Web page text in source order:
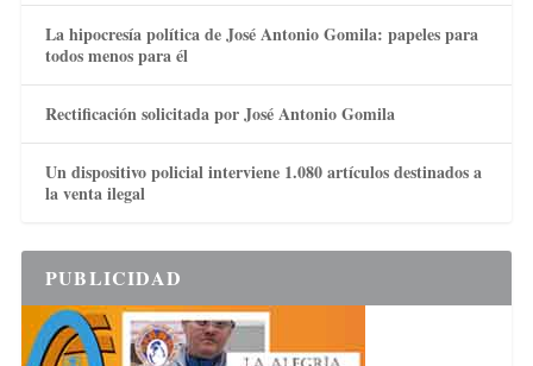
La hipocresía política de José Antonio Gomila: papeles para
todos menos para él
Rectificación solicitada por José Antonio Gomila
Un dispositivo policial interviene 1.080 artículos destinados a
la venta ilegal
PUBLICIDAD